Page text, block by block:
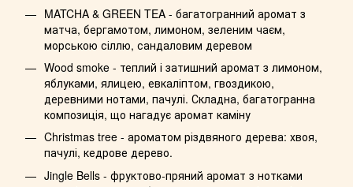
MATCHA & GREEN TEA - багатогранний аромат з
матча, бергамотом, лимоном, зеленим чаєм,
морською сіллю, сандаловим деревом
Wood smoke - теплий і затишний аромат з лимоном,
яблуками, ялицею, евкаліптом, гвоздикою,
деревними нотами, пачулі. Складна, багатогранна
композиція, що нагадує аромат каміну
Christmas tree - ароматом різдвяного дерева: хвоя,
пачулі, кедрове дерево.
Jingle Bells - фруктово-пряний аромат з нотками